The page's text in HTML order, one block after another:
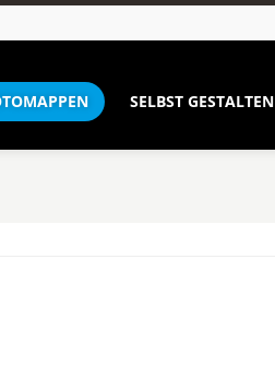
SELBST GESTALTEN